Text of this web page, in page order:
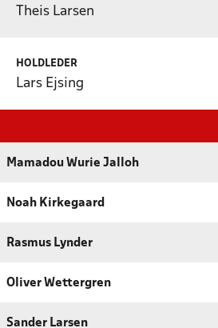
Theis Larsen
HOLDLEDER
Lars Ejsing
Mamadou Wurie Jalloh
Noah Kirkegaard
Rasmus Lynder
Oliver Wettergren
Sander Larsen